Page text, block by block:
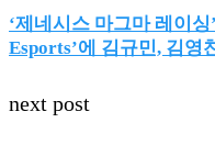
‘제네시스 마그마 레이
Esports’에 김규민, 김영
next post